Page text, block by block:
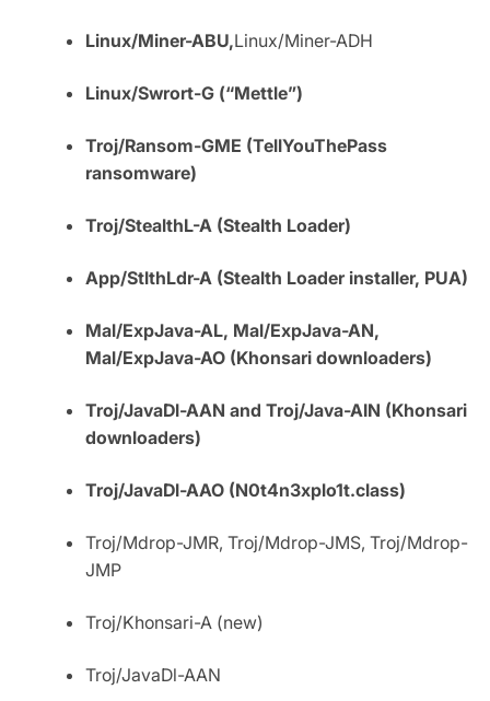
Linux/Miner-ABU,Linux/Miner-ADH
Linux/Swrort-G (“Mettle”)
Troj/Ransom-GME (TellYouThePass
ransomware)
Troj/StealthL-A (Stealth Loader)
App/StlthLdr-A (Stealth Loader installer, PUA)
Mal/ExpJava-AL, Mal/ExpJava-AN,
Mal/ExpJava-AO (Khonsari downloaders)
Troj/JavaDl-AAN and Troj/Java-AIN (Khonsari
downloaders)
Troj/JavaDl-AAO (N0t4n3xplo1t.class)
Troj/Mdrop-JMR, Troj/Mdrop-JMS, Troj/Mdrop-
JMP
Troj/Khonsari-A (new)
Troj/JavaDl-AAN